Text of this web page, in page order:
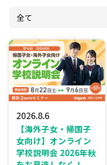
2026.8.6
【海外子女・帰国子
女向け】オンライン
学校説明会 2026年秋